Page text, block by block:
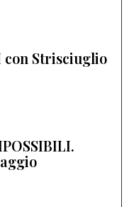
con Strisciuglio